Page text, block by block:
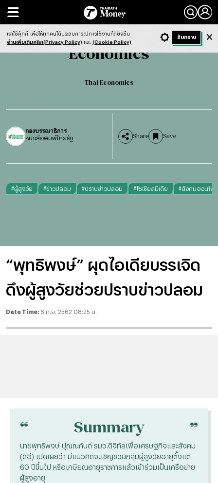
Search
Economics Thai Economics
Economics
Thai Economics
กองบรรณาธิการ
หนังสือพิมพ์ไทยรัฐ Share Save
#ผู้สูงวัย #ข่าวปลอม #ปราบข่าวปลอม #โซเชียลมีเดีย #สังคมออนไล
“พุทธิพงษ์” ผุดไอเดียบรรเจิด
ดึงผู้สูงวัยช่วยปราบข่าวปลอม
Date Time: 6 ก.ย. 2562 08:25 น.
- ก + ก Dark ฟังข่าว
“ Summary “
นายพุทธิพงษ์ ปุณณกันต์ รมว.ดิจิทัลเพื่อเศรษฐกิจและสังคม
(ดีอี) เปิดเผยว่า มีแนวคิดจะเชิญชวนกลุ่มผู้สูงวัยอายุตั้งแต่
60 ปีขึ้นไป หรือเกษียณอายุราชการแล้วเข้าร่วมเป็นเครือข่าย
ผู้สูงอายุ
เราใช้คุ้กกี้ เพื่อให้ทุกคนได้ประสบการณ์การใช้งานที่ดียิ่งขึ้น
อ่านเพิ่มเติมคลิก(Privacy Policy) และ (Cookie Policy)
รับทราบ